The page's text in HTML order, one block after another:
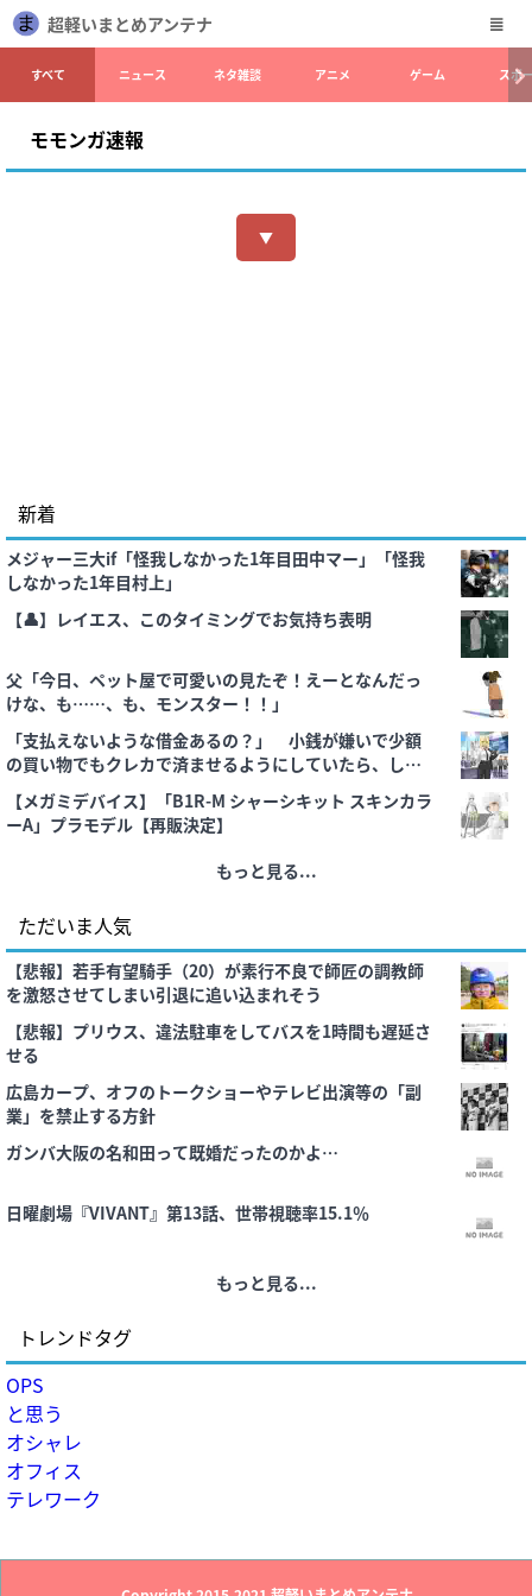
超軽いまとめアンテナ
すべて ニュース ネタ雑談 アニメ ゲーム スポ
モモンガ速報
▼
新着
メジャー三大if「怪我しなかった1年目田中マー」「怪我
しなかった1年目村上」
【👤】レイエス、このタイミングでお気持ち表明
父「今日、ペット屋で可愛いの見たぞ！えーとなんだっ
けな、も……、も、モンスター！！」
「支払えないような借金あるの？」 小銭が嫌いで少額
の買い物でもクレカで済ませるようにしていたら、しつ
こく絡んでくる人たちがいる
【メガミデバイス】「B1R-M シャーシキット スキンカラ
ーA」プラモデル【再販決定】
もっと見る...
ただいま人気
【悲報】若手有望騎手（20）が素行不良で師匠の調教師
を激怒させてしまい引退に追い込まれそう
【悲報】プリウス、違法駐車をしてバスを1時間も遅延さ
せる
広島カープ、オフのトークショーやテレビ出演等の「副
業」を禁止する方針
ガンバ大阪の名和田って既婚だったのかよ…
日曜劇場『VIVANT』第13話、世帯視聴率15.1％
もっと見る...
トレンドタグ
OPS
と思う
オシャレ
オフィス
テレワーク